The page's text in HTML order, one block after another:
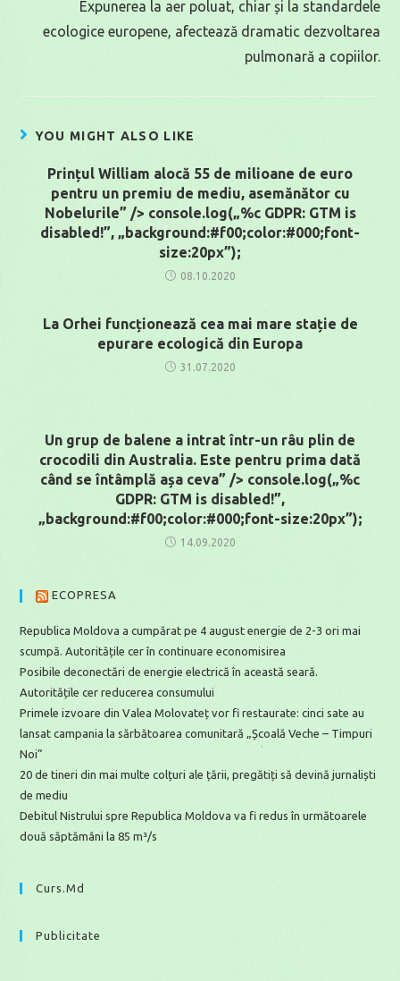
Expunerea la aer poluat, chiar și la standardele
ecologice europene, afectează dramatic dezvoltarea
pulmonară a copiilor.
YOU MIGHT ALSO LIKE
Prințul William alocă 55 de milioane de euro
pentru un premiu de mediu, asemănător cu
Nobelurile” /> console.log(„%c GDPR: GTM is
disabled!”, „background:#f00;color:#000;font-
size:20px”);
08.10.2020
La Orhei funcționează cea mai mare stație de
epurare ecologică din Europa
31.07.2020
Un grup de balene a intrat într-un râu plin de
crocodili din Australia. Este pentru prima dată
când se întâmplă așa ceva” /> console.log(„%c
GDPR: GTM is disabled!”,
„background:#f00;color:#000;font-size:20px”);
14.09.2020
ECOPRESA
Republica Moldova a cumpărat pe 4 august energie de 2-3 ori mai
scumpă. Autoritățile cer în continuare economisirea
Posibile deconectări de energie electrică în această seară.
Autoritățile cer reducerea consumului
Primele izvoare din Valea Molovateț vor fi restaurate: cinci sate au
lansat campania la sărbătoarea comunitară „Școală Veche – Timpuri
Noi”
20 de tineri din mai multe colțuri ale țării, pregătiți să devină jurnaliști
de mediu
Debitul Nistrului spre Republica Moldova va fi redus în următoarele
două săptămâni la 85 m³/s
Curs.md
Publicitate